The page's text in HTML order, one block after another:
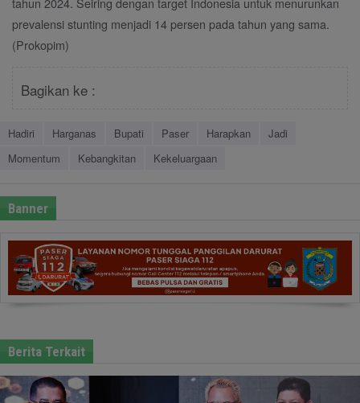
prevalensi stunting menjadi 14 persen pada tahun yang sama.
(Prokopim)
Bagikan ke :
Hadiri Harganas Bupati Paser Harapkan
Jadi
Momentum
Kebangkitan Kekeluargaan
Banner
Berita Terkait